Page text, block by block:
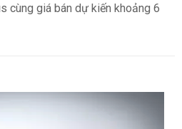
cùng giá bán dự kiến khoảng 6